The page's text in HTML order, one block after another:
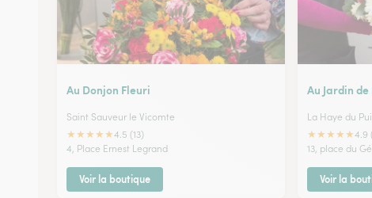
Au Donjon Fleuri
Saint Sauveur le Vicomte
★★★★★4.5 (13)
4, Place Ernest Legrand
Voir la boutique
Au Jardin
La Haye du
★★★★★4.9
13, place du
Voir la